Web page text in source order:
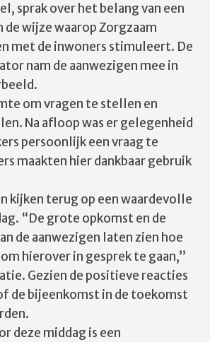
sprak over het belang van een
de wijze waarop Zorgzaam
met de inwoners stimuleert. De
nam de aanwezigen mee in
om vragen te stellen en
Na afloop was er gelegenheid
persoonlijk een vraag te
maakten hier dankbaar gebruik
kijken terug op een waardevolle
“De grote opkomst en de
de aanwezigen laten zien hoe
hierover in gesprek te gaan,”
Gezien de positieve reacties
de bijeenkomst in de toekomst
deze middag is een